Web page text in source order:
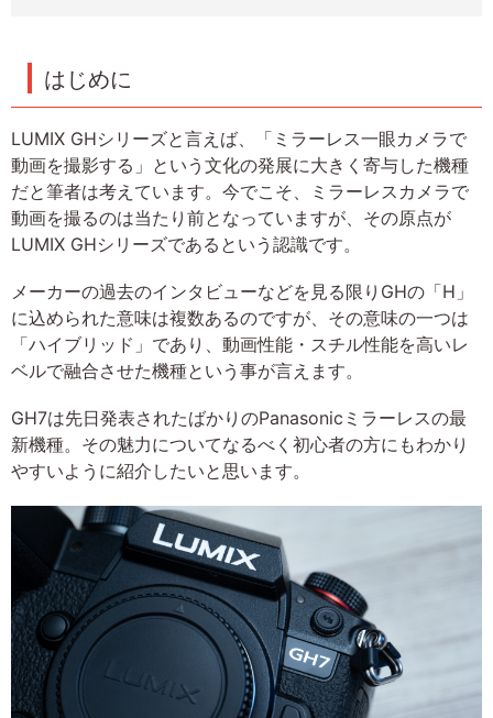
はじめに
LUMIX GHシリーズと言えば、「ミラーレス一眼カメラで
動画を撮影する」という文化の発展に大きく寄与した機種
だと筆者は考えています。今でこそ、ミラーレスカメラで
動画を撮るのは当たり前となっていますが、その原点が
LUMIX GHシリーズであるという認識です。
メーカーの過去のインタビューなどを見る限りGHの「H」
に込められた意味は複数あるのですが、その意味の一つは
「ハイブリッド」であり、動画性能・スチル性能を高いレ
ベルで融合させた機種という事が言えます。
GH7は先日発表されたばかりのPanasonicミラーレスの最
新機種。その魅力についてなるべく初心者の方にもわかり
やすいように紹介したいと思います。